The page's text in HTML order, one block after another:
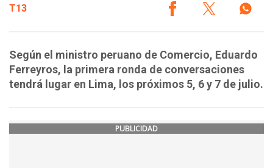
T13
Según el ministro peruano de Comercio, Eduardo
Ferreyros, la primera ronda de conversaciones
tendrá lugar en Lima, los próximos 5, 6 y 7 de julio.
PUBLICIDAD